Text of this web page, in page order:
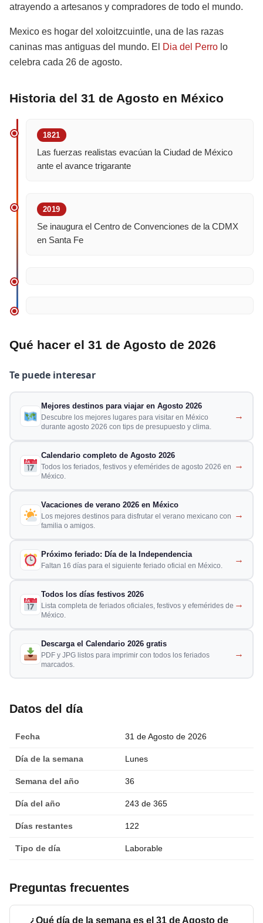
atrayendo a artesanos y compradores de todo el mundo.
Mexico es hogar del xoloitzcuintle, una de las razas
caninas mas antiguas del mundo. El
Dia del Perro lo
celebra cada 26 de agosto.
Historia del 31 de Agosto en México
1821
Las fuerzas realistas evacúan la Ciudad de México
ante el avance trigarante
2019
Se inaugura el Centro de Convenciones de la CDMX
en Santa Fe
Qué hacer el 31 de Agosto de 2026
Te puede interesar
Mejores destinos para viajar en Agosto 2026
Descubre los mejores lugares para visitar en México
durante agosto 2026 con tips de presupuesto y clima.
→
Calendario completo de Agosto 2026
Todos los feriados, festivos y efemérides de agosto 2026 en
México.
→
Vacaciones de verano 2026 en México
Los mejores destinos para disfrutar el verano mexicano con
familia o amigos.
→
Próximo feriado: Día de la Independencia
Faltan 16 días para el siguiente feriado oficial en México.
→
Todos los días festivos 2026
Lista completa de feriados oficiales, festivos y efemérides de
México.
→
Descarga el Calendario 2026 gratis
PDF y JPG listos para imprimir con todos los feriados
marcados.
→
Datos del día
Fecha 31 de Agosto de 2026
Día de la semana Lunes
Semana del año 36
Día del año 243 de 365
Días restantes 122
Tipo de día Laborable
Preguntas frecuentes
¿Qué día de la semana es el 31 de Agosto de